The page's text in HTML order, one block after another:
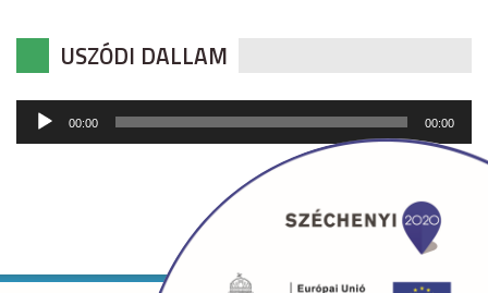
USZÓDI DALLAM
Audió
lejátszó
00:00 00:00